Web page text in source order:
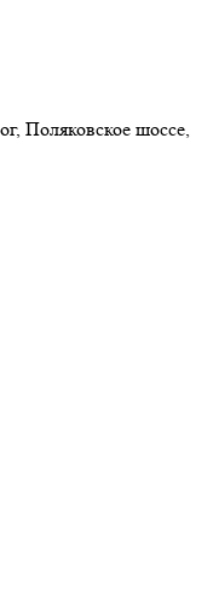
Поляковское шоссе,